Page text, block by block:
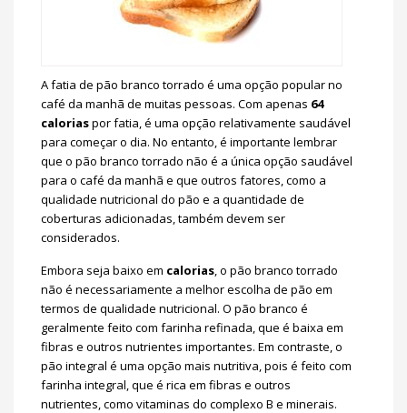
A fatia de pão branco torrado é uma opção popular no
café da manhã de muitas pessoas. Com apenas 64
caloriaspor fatia, é uma opção relativamente saudável
para começar o dia. No entanto, é importante lembrar
que o pão branco torrado não é a única opção saudável
para o café da manhã e que outros fatores, como a
qualidade nutricional do pão e a quantidade de
coberturas adicionadas, também devem ser
considerados.
Embora seja baixo em calorias, o pão branco torrado
não é necessariamente a melhor escolha de pão em
termos de qualidade nutricional. O pão branco é
geralmente feito com farinha refinada, que é baixa em
fibras e outros nutrientes importantes. Em contraste, o
pão integral é uma opção mais nutritiva, pois é feito com
farinha integral, que é rica em fibras e outros
nutrientes, como vitaminas do complexo B e minerais.